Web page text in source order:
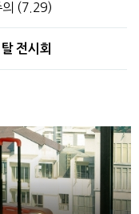
의 (7.29)
전시회